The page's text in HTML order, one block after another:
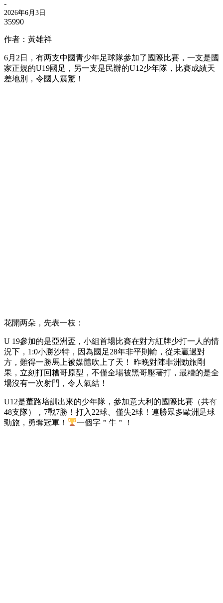
-
2026年6月3日
35990
作者：黃雄祥
6月2日，有两支中國青少年足球隊參加了國際比賽，一支是國
家正規的U19國足，另一支是民辦的U12少年隊，比賽成績天
差地別，令國人震驚！
花開两朵，先表一枝：
U 19參加的是亞洲盃，小組首場比賽在對方紅牌少打一人的情
況下，1:0小勝沙特，因為國足28年非平則輸，從未贏過對
方，難得一勝馬上被媒體吹上了天！ 昨晚對陣非洲勁旅剛
果，立刻打回糟哥原型，不僅全場被黑哥壓著打，最糟的是全
場沒有一次射門，令人氣結！
U12是董路培訓出來的少年隊，參加意大利的國際比賽（共𠕇
48支隊），7戰7勝！打入22球、僅失2球！連勝眾多歐洲足球
勁旅，勇奪冠軍！
一個字＂牛＂！